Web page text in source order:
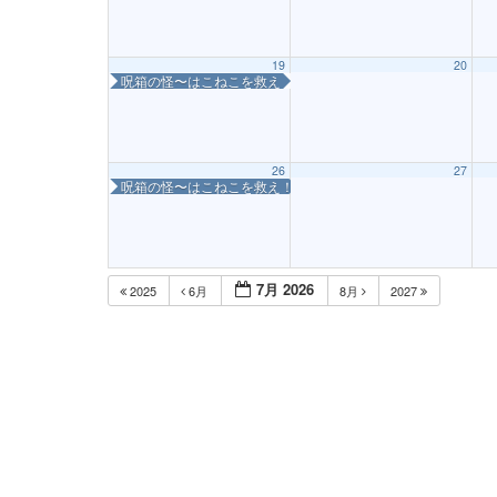
19
呪箱の怪〜はこねこを救え！〜
20
26
呪箱の怪〜はこねこを救え！〜
27
2025 6月 7月 2026 8月 2027